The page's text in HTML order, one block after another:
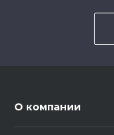
О компании